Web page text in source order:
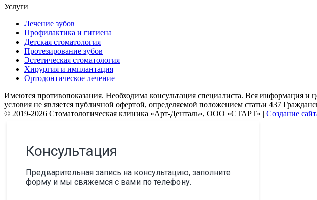
Услуги
Лечение зубов
Профилактика и гигиена
Детская стоматология
Протезирование зубов
Эстетическая стоматология
Хирургия и имплантация
Ортодонтическое лечение
Имеются противопоказания. Необходима консультация специалиста. Вся информация
условия не является публичной офертой, определяемой положением статьи 437
© 2019-2026 Стоматологическая клиника «Арт-Денталь», ООО «СТАРТ» | Создание